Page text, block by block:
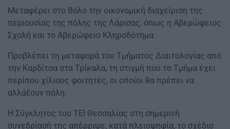
Μεταφέρει στο Βόλο την οικονομική διαχείριση της
περιουσίας της πόλης της Λάρισας, όπως η Αβερώφειος
Σχολή και το Αβερώφειο Κληροδότημα.
Προβλέπει τη μεταφορά του Τμήματος Διαιτολογίας από
την Καρδίτσα στα Τρίκαλα, τη στιγμή που το Τμήμα έχει
περίπου χίλιους φοιτητές, οι οποίοι θα πρέπει να
αλλάξουν πόλη.
Η Σύγκλητος του ΤΕΙ Θεσσαλίας στη σημερινή
συνεδρίασή της απέρριψε, κατά πλειοψηφία, το σχέδιο